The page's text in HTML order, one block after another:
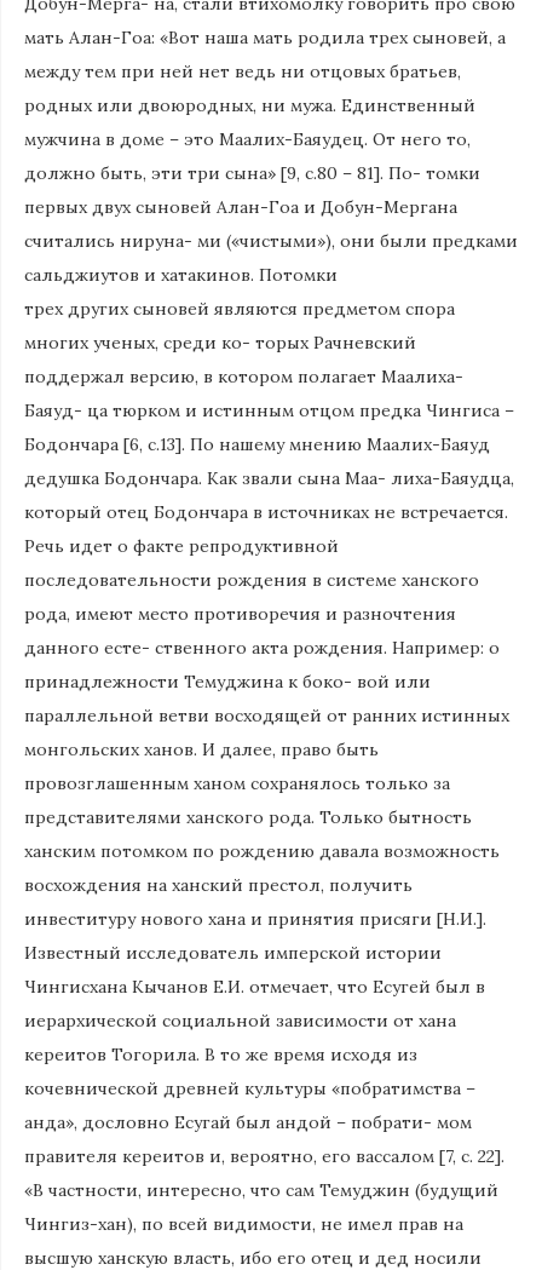
мать Алан-Гоа: «Вот наша мать родила трех сыновей, а
между тем при ней нет ведь ни отцовых братьев,
родных или двоюродных, ни мужа. Единственный
мужчина в доме – это Маалих-Баяудец. От него то,
должно быть, эти три сына» [9, с.80 – 81]. По- томки
первых двух сыновей Алан-Гоа и Добун-Мергана
считались нируна- ми («чистыми»), они были предками
сальджиутов и хатакинов. Потомки
трех других сыновей являются предметом спора
многих ученых, среди ко- торых Рачневский
поддержал версию, в котором полагает Маалиха-
Баяуд- ца тюрком и истинным отцом предка Чингиса –
Бодончара [6, с.13]. По нашему мнению Маалих-Баяуд
дедушка Бодончара. Как звали сына Маа- лиха-Баяудца,
который отец Бодончара в источниках не встречается.
Речь идет о факте репродуктивной
последовательности рождения в системе ханского
рода, имеют место противоречия и разночтения
данного есте- ственного акта рождения. Например: о
принадлежности Темуджина к боко- вой или
параллельной ветви восходящей от ранних истинных
монгольских ханов. И далее, право быть
провозглашенным ханом сохранялось только за
представителями ханского рода. Только бытность
ханским потомком по рождению давала возможность
восхождения на ханский престол, получить
инвеституру нового хана и принятия присяги [Н.И.].
Известный исследователь имперской истории
Чингисхана Кычанов Е.И. отмечает, что Есугей был в
иерархической социальной зависимости от хана
кереитов Тогорила. В то же время исходя из
кочевнической древней культуры «побратимства –
анда», дословно Есугай был андой – побрати- мом
правителя кереитов и, вероятно, его вассалом [7, с. 22].
«В частности, интересно, что сам Темуджин (будущий
Чингиз-хан), по всей видимости, не имел прав на
высшую ханскую власть, ибо его отец и дед носили